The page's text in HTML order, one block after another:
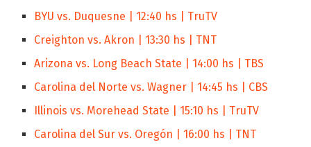
BYU vs. Duquesne | 12:40 hs | TruTV
Creighton vs. Akron | 13:30 hs | TNT
Arizona vs. Long Beach State | 14:00 hs | TBS
Carolina del Norte vs. Wagner | 14:45 hs | CBS
Illinois vs. Morehead State | 15:10 hs | TruTV
Carolina del Sur vs. Oregón | 16:00 hs | TNT